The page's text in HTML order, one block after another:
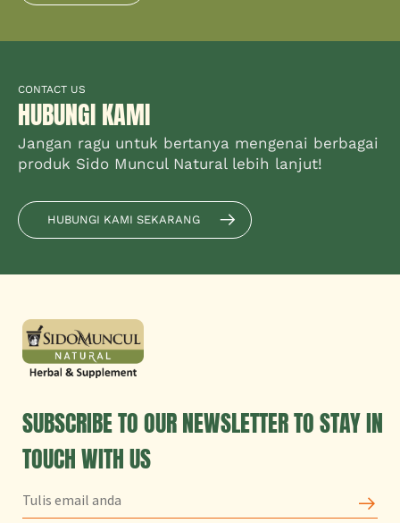
CONTACT US
HUBUNGI KAMI
Jangan ragu untuk bertanya mengenai berbagai
produk Sido Muncul Natural lebih lanjut!
HUBUNGI KAMI SEKARANG
SUBSCRIBE TO OUR NEWSLETTER TO STAY IN
TOUCH WITH US